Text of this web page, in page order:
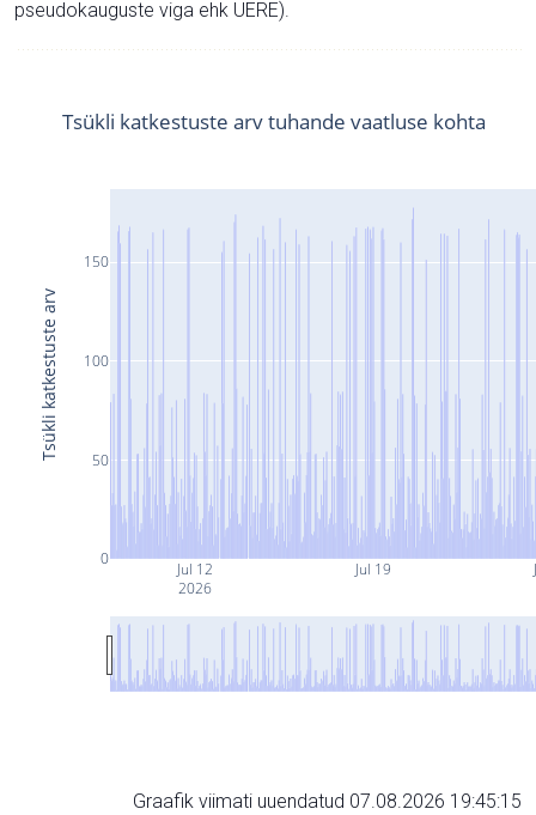
pseudokauguste viga ehk UERE).
Jul 12
2026
Jul 19
0
50
100
150
Tsükli katkestuste arv tuhande vaatluse kohta
Tsükli katkestuste arv
Graafik viimati uuendatud 07.08.2026 19:45:15